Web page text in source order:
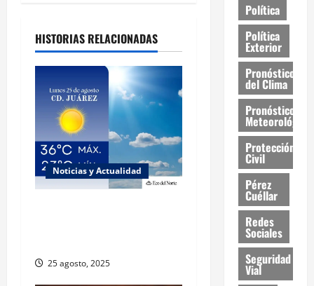
HISTORIAS RELACIONADAS
Noticias y Actualidad
25 agosto, 2025
Política
Política
Exterior
Pronóstico
del Clima
Pronóstico
Meteorológico
Protección
Civil
Pérez
Cuéllar
Redes
Sociales
Seguridad
Vial